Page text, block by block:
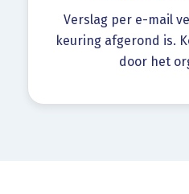
Verslag per e-mail
keuring afgerond is.
door het